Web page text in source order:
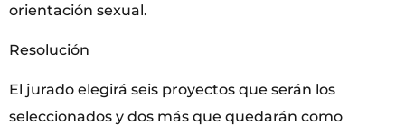
orientación sexual.
Resolución
El jurado elegirá seis proyectos que serán los
seleccionados y dos más que quedarán como